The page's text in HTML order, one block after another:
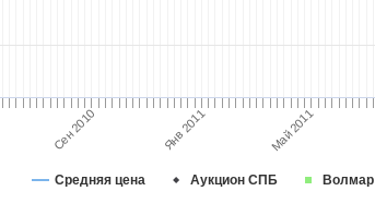
Средняя цена Аукцион СПБ Волмар
Сен 2010 Янв 2011 Май 2011